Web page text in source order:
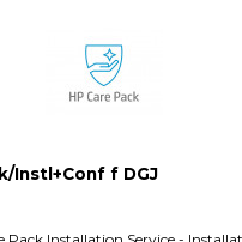
Instl+Conf f DGJ